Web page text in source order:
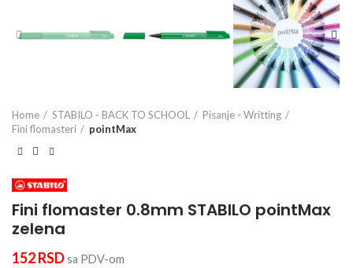
Home STABILO - BACK TO SCHOOL
Pisanje - Writting
Fini flomasteri
pointMax
Fini flomaster 0.8mm STABILO pointMax
zelena
152RSDsa PDV-om